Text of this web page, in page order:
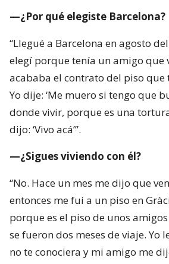
Yo dije: ‘Me muero si tengo que
donde vivir, porque es una
dijo: ‘Vivo acá’”.
—¿Sigues viviendo con él?
“No. Hace un mes me dijo que
entonces me fui a un piso en
porque es el piso de unos amigos
se fueron dos meses de viaje. Yo
no te conociera y mi amigo me
que ir porque vienen sus papás,
Chile’”.
—¿Te gusta Gràcia?
“He ido a las plazas